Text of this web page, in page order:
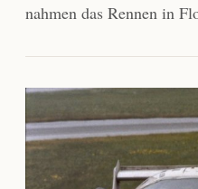
nahmen das Rennen in